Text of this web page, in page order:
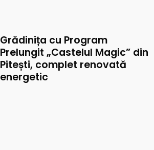
Grădinița cu Program
Prelungit „Castelul Magic” din
Pitești, complet renovată
energetic